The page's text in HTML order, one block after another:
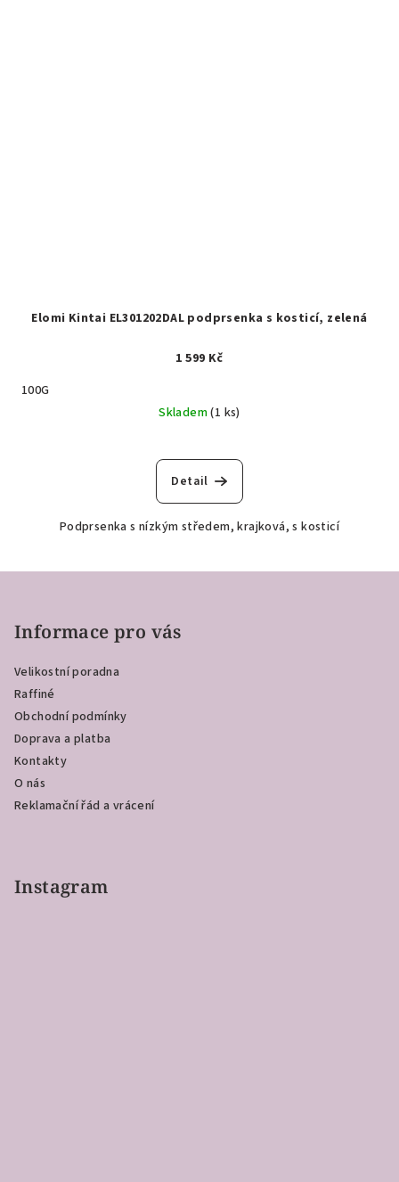
Elomi Kintai EL301202DAL podprsenka s kosticí, zelená
1 599 Kč
100G
Skladem(1 ks)
Detail
Podprsenka s nízkým středem, krajková, s kosticí
Informace pro vás
Velikostní poradna
Raffiné
Obchodní podmínky
Doprava a platba
Kontakty
O nás
Reklamační řád a vrácení
Instagram